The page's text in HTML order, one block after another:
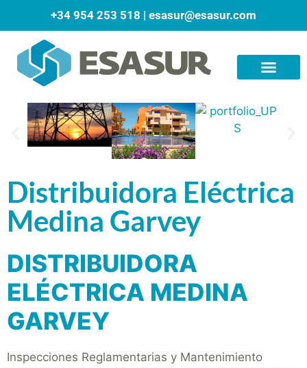
+34 954 253 518 | esasur@esasur.com
Distribuidora Eléctrica
Medina Garvey
DISTRIBUIDORA
ELÉCTRICA MEDINA
GARVEY
Inspecciones Reglamentarias y Mantenimiento